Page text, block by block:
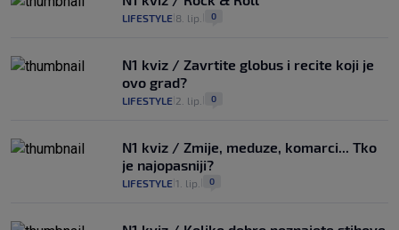
LIFESTYLE 8. lip. 0
N1 kviz / Zavrtite globus i recite koji je
ovo grad?
LIFESTYLE 2. lip. 0
N1 kviz / Zmije, meduze, komarci... Tko
je najopasniji?
LIFESTYLE 1. lip. 0